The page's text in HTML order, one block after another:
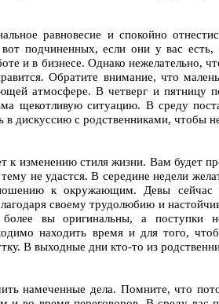
равновесие и спокойно
подчиненных, если они у вас
и в бизнесе. Однако нежелательно,
Обратите внимание, что
атмосфере. В четверг и пятницу
щекотливую ситуацию. В среду
дискуссию с родственниками, чтобы
к изменению стиля жизни. Вам будет
не удастся. В середине недели
к окружающим. Девы
своему трудолюбию и
вы оригинальны, а поступки
находить время и для того,
В выходные дни кто-то из
намеченные дела. Помните, что